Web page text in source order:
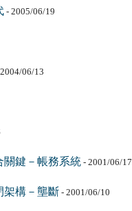
- 2005/06/19
06/13
關鍵－帳務系統- 2001/06/17
架構－壟斷- 2001/06/10